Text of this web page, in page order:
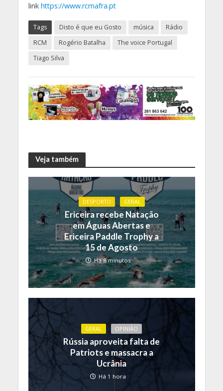
link https://www.rcmafra.pt
Tags Disto é que eu Gosto música
Rádio
RCM
Rogério Batalha
The voice Portugal
Tiago Silva
Veja também
DESPORTO GERAL
Ericeira recebe Natação
em Águas Abertas e
Ericeira Paddle Trophy a
15 de Agosto
Há 8 minutos
GERAL OPINIÃO
Rússia aproveita falta de
Patriots e massacra a
Ucrânia
Há 1 hora